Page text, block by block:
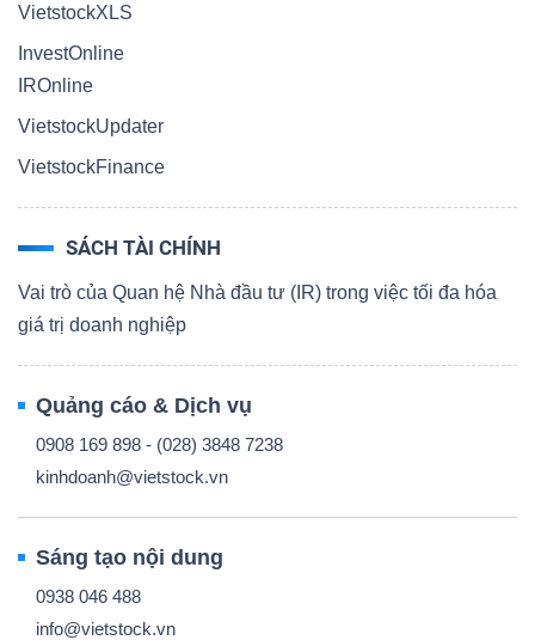
VietstockXLS
InvestOnline
IROnline
VietstockUpdater
VietstockFinance
SÁCH TÀI CHÍNH
Vai trò của Quan hệ Nhà đầu tư (IR) trong việc tối đa hóa
giá trị doanh nghiệp
Quảng cáo & Dịch vụ
0908 169 898 - (028) 3848 7238
kinhdoanh@vietstock.vn
Sáng tạo nội dung
0938 046 488
info@vietstock.vn